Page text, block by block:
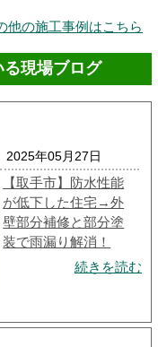
他の施工事例はこちら
現場ブログ
2025年05月27日
【取手市】防水性能
が低下した住宅→外
壁部分補修と部分塗
装で雨漏り解消！
続きを読む